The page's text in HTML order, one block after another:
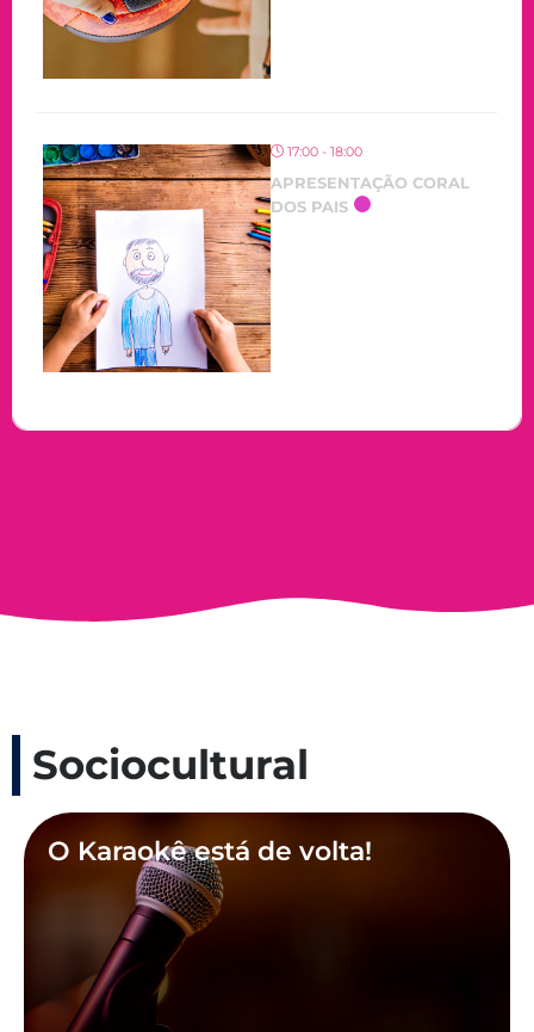
17:00 - 18:00
APRESENTAÇÃO CORAL
DOS PAIS
Sociocultural
O Karaokê está de volta!